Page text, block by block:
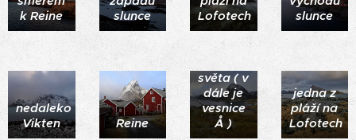
k Reine
slunce
Lofotech
slunce
nedaleko
Vikten
Reine
pohled
světa ( v
dále je
vesnice
Å )
jedna z
pláží na
Lofotech